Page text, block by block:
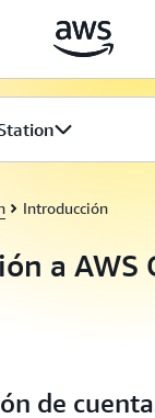
Introducción
a AWS
de